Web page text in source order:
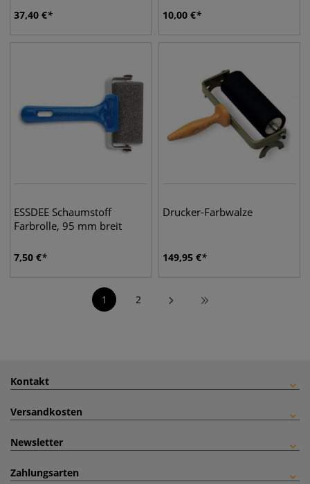
37,40 € 10,00 €
ESSDEE Schaumstoff
Farbrolle, 95 mm breit
7,50 €
Drucker-Farbwalze
149,95 €
1 2
Kontakt
Versandkosten
Newsletter
Zahlungsarten